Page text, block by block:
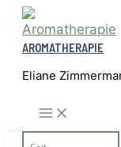
Zum
Inhalt
springen
AROMATHERAPIE
Eliane